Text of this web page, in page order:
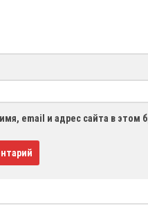
email и адрес сайта в